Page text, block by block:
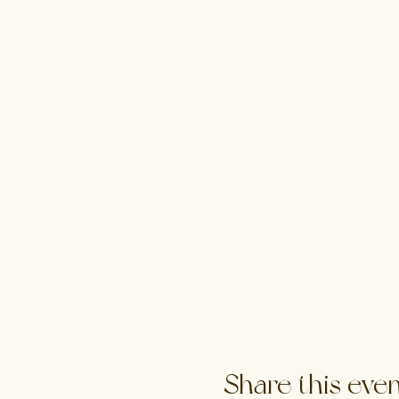
Share this